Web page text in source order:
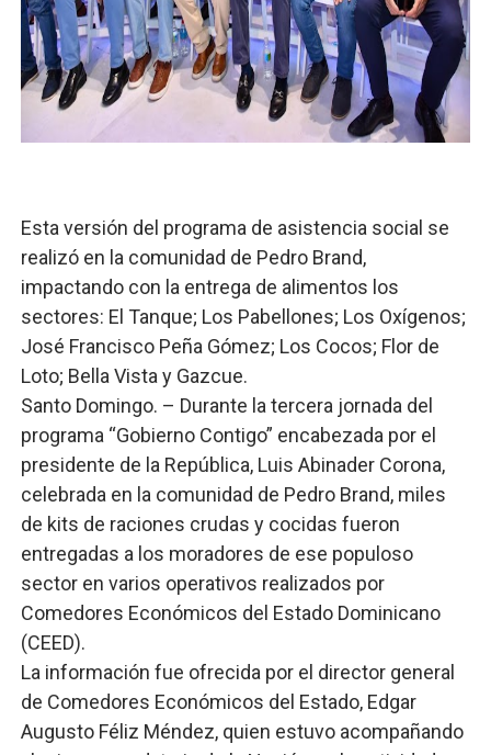
Candidato a presidente del Colegio de Notarios hace
Digecac realizará Primer Festival de Plantas 2026
Josefa Castillo: Liderazgo y Transformación Social al
Operativo Interinstitucional “Compromiso Ambiental
Esta versión del programa de asistencia social se
realizó en la comunidad de Pedro Brand,
impactando con la entrega de alimentos los
sectores: El Tanque; Los Pabellones; Los Oxígenos;
José Francisco Peña Gómez; Los Cocos; Flor de
Loto; Bella Vista y Gazcue.
Santo Domingo. – Durante la tercera jornada del
programa “Gobierno Contigo” encabezada por el
presidente de la República, Luis Abinader Corona,
celebrada en la comunidad de Pedro Brand, miles
de kits de raciones crudas y cocidas fueron
entregadas a los moradores de ese populoso
sector en varios operativos realizados por
Comedores Económicos del Estado Dominicano
(CEED).
La información fue ofrecida por el director general
de Comedores Económicos del Estado, Edgar
Augusto Féliz Méndez, quien estuvo acompañando